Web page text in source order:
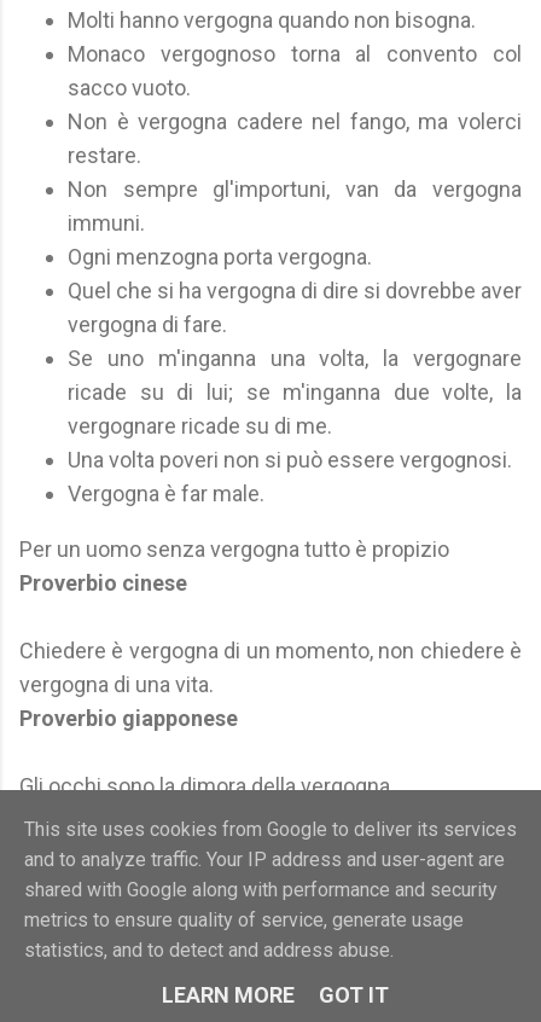
Molti hanno vergogna quando non bisogna.
Monaco vergognoso torna al convento col
sacco vuoto.
Non è vergogna cadere nel fango, ma volerci
restare.
Non sempre gl'importuni, van da vergogna
immuni.
Ogni menzogna porta vergogna.
Quel che si ha vergogna di dire si dovrebbe aver
vergogna di fare.
Se uno m'inganna una volta, la vergognare
ricade su di lui; se m'inganna due volte, la
vergognare ricade su di me.
Una volta poveri non si può essere vergognosi.
Vergogna è far male.
Per un uomo senza vergogna tutto è propizio
Proverbio cinese
Chiedere è vergogna di un momento, non chiedere è
vergogna di una vita.
Proverbio giapponese
Gli occhi sono la dimora della vergogna.
Proverbio greco(citato in Aristotele, Retorica, IV
sec. a.e.c.)
Note
conosci, segnalala ad Aforismario.
This site uses cookies from Google to deliver its services
and to analyze traffic. Your IP address and user-agent are
shared with Google along with performance and security
metrics to ensure quality of service, generate usage
statistics, and to detect and address abuse.
LEARN MORE GOT IT